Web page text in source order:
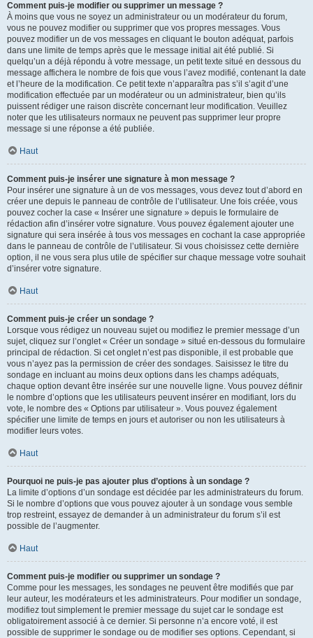
Comment puis-je modifier ou supprimer un message ?
À moins que vous ne soyez un administrateur ou un modérateur du forum,
vous ne pouvez modifier ou supprimer que vos propres messages. Vous
pouvez modifier un de vos messages en cliquant le bouton adéquat, parfois
dans une limite de temps après que le message initial ait été publié. Si
quelqu’un a déjà répondu à votre message, un petit texte situé en dessous du
message affichera le nombre de fois que vous l’avez modifié, contenant la date
et l’heure de la modification. Ce petit texte n’apparaîtra pas s’il s’agit d’une
modification effectuée par un modérateur ou un administrateur, bien qu’ils
puissent rédiger une raison discrète concernant leur modification. Veuillez
noter que les utilisateurs normaux ne peuvent pas supprimer leur propre
message si une réponse a été publiée.
Haut
Comment puis-je insérer une signature à mon message ?
Pour insérer une signature à un de vos messages, vous devez tout d’abord en
créer une depuis le panneau de contrôle de l’utilisateur. Une fois créée, vous
pouvez cocher la case « Insérer une signature » depuis le formulaire de
rédaction afin d’insérer votre signature. Vous pouvez également ajouter une
signature qui sera insérée à tous vos messages en cochant la case appropriée
dans le panneau de contrôle de l’utilisateur. Si vous choisissez cette dernière
option, il ne vous sera plus utile de spécifier sur chaque message votre souhait
d’insérer votre signature.
Haut
Comment puis-je créer un sondage ?
Lorsque vous rédigez un nouveau sujet ou modifiez le premier message d’un
sujet, cliquez sur l’onglet « Créer un sondage » situé en-dessous du formulaire
principal de rédaction. Si cet onglet n’est pas disponible, il est probable que
vous n’ayez pas la permission de créer des sondages. Saisissez le titre du
sondage en incluant au moins deux options dans les champs adéquats,
chaque option devant être insérée sur une nouvelle ligne. Vous pouvez définir
le nombre d’options que les utilisateurs peuvent insérer en modifiant, lors du
vote, le nombre des « Options par utilisateur ». Vous pouvez également
spécifier une limite de temps en jours et autoriser ou non les utilisateurs à
modifier leurs votes.
Haut
Pourquoi ne puis-je pas ajouter plus d’options à un sondage ?
La limite d’options d’un sondage est décidée par les administrateurs du forum.
Si le nombre d’options que vous pouvez ajouter à un sondage vous semble
trop restreint, essayez de demander à un administrateur du forum s’il est
possible de l’augmenter.
Haut
Comment puis-je modifier ou supprimer un sondage ?
Comme pour les messages, les sondages ne peuvent être modifiés que par
leur auteur, les modérateurs et les administrateurs. Pour modifier un sondage,
modifiez tout simplement le premier message du sujet car le sondage est
obligatoirement associé à ce dernier. Si personne n’a encore voté, il est
possible de supprimer le sondage ou de modifier ses options. Cependant, si